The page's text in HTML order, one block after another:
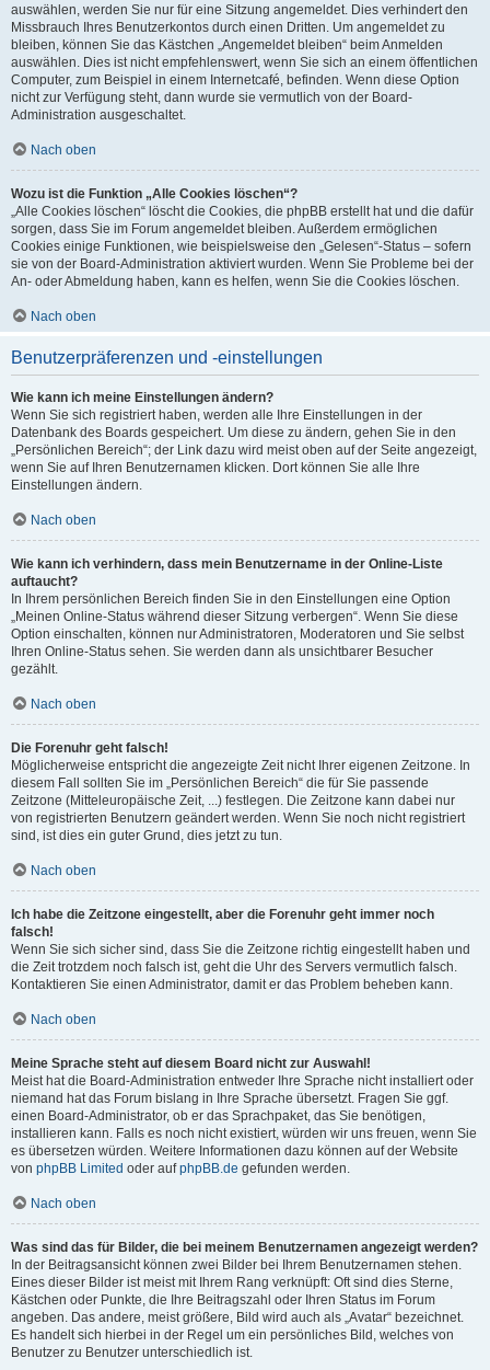
auswählen, werden Sie nur für eine Sitzung angemeldet. Dies verhindert den
Missbrauch Ihres Benutzerkontos durch einen Dritten. Um angemeldet zu
bleiben, können Sie das Kästchen „Angemeldet bleiben“ beim Anmelden
auswählen. Dies ist nicht empfehlenswert, wenn Sie sich an einem öffentlichen
Computer, zum Beispiel in einem Internetcafé, befinden. Wenn diese Option
nicht zur Verfügung steht, dann wurde sie vermutlich von der Board-
Administration ausgeschaltet.
Nach oben
Wozu ist die Funktion „Alle Cookies löschen“?
„Alle Cookies löschen“ löscht die Cookies, die phpBB erstellt hat und die dafür
sorgen, dass Sie im Forum angemeldet bleiben. Außerdem ermöglichen
Cookies einige Funktionen, wie beispielsweise den „Gelesen“-Status – sofern
sie von der Board-Administration aktiviert wurden. Wenn Sie Probleme bei der
An- oder Abmeldung haben, kann es helfen, wenn Sie die Cookies löschen.
Nach oben
Benutzerpräferenzen und -einstellungen
Wie kann ich meine Einstellungen ändern?
Wenn Sie sich registriert haben, werden alle Ihre Einstellungen in der
Datenbank des Boards gespeichert. Um diese zu ändern, gehen Sie in den
„Persönlichen Bereich“; der Link dazu wird meist oben auf der Seite angezeigt,
wenn Sie auf Ihren Benutzernamen klicken. Dort können Sie alle Ihre
Einstellungen ändern.
Nach oben
Wie kann ich verhindern, dass mein Benutzername in der Online-Liste
auftaucht?
In Ihrem persönlichen Bereich finden Sie in den Einstellungen eine Option
„Meinen Online-Status während dieser Sitzung verbergen“. Wenn Sie diese
Option einschalten, können nur Administratoren, Moderatoren und Sie selbst
Ihren Online-Status sehen. Sie werden dann als unsichtbarer Besucher
gezählt.
Nach oben
Die Forenuhr geht falsch!
Möglicherweise entspricht die angezeigte Zeit nicht Ihrer eigenen Zeitzone. In
diesem Fall sollten Sie im „Persönlichen Bereich“ die für Sie passende
Zeitzone (Mitteleuropäische Zeit, ...) festlegen. Die Zeitzone kann dabei nur
von registrierten Benutzern geändert werden. Wenn Sie noch nicht registriert
sind, ist dies ein guter Grund, dies jetzt zu tun.
Nach oben
Ich habe die Zeitzone eingestellt, aber die Forenuhr geht immer noch
falsch!
Wenn Sie sich sicher sind, dass Sie die Zeitzone richtig eingestellt haben und
die Zeit trotzdem noch falsch ist, geht die Uhr des Servers vermutlich falsch.
Kontaktieren Sie einen Administrator, damit er das Problem beheben kann.
Nach oben
Meine Sprache steht auf diesem Board nicht zur Auswahl!
Meist hat die Board-Administration entweder Ihre Sprache nicht installiert oder
niemand hat das Forum bislang in Ihre Sprache übersetzt. Fragen Sie ggf.
einen Board-Administrator, ob er das Sprachpaket, das Sie benötigen,
installieren kann. Falls es noch nicht existiert, würden wir uns freuen, wenn Sie
es übersetzen würden. Weitere Informationen dazu können auf der Website
von phpBB Limited oder aufphpBB.de gefunden werden.
Nach oben
Was sind das für Bilder, die bei meinem Benutzernamen angezeigt werden?
In der Beitragsansicht können zwei Bilder bei Ihrem Benutzernamen stehen.
Eines dieser Bilder ist meist mit Ihrem Rang verknüpft: Oft sind dies Sterne,
Kästchen oder Punkte, die Ihre Beitragszahl oder Ihren Status im Forum
angeben. Das andere, meist größere, Bild wird auch als „Avatar“ bezeichnet.
Es handelt sich hierbei in der Regel um ein persönliches Bild, welches von
Benutzer zu Benutzer unterschiedlich ist.